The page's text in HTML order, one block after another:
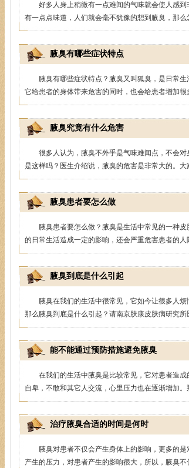
好多人身上稍微有一点难闻的气味就会使人感
有一点点味道，人们就会毫不犹豫的想到腋臭，那么
腋臭有哪些症状特点
腋臭有哪些症状特点？腋臭又叫狐臭，是日常
它给患者的身体带来危害的同时，也会给患者增加很
腋臭究竟有什么危害
很多人认为，腋臭不外乎是气味难闻点，不会
是这样吗？医生介绍说，腋臭的危害是非常大的。大
腋臭患者要怎么做
腋臭患者要怎么做？腋臭是生活中常见的一种
的日常生活造成一定的影响，还会严重危害患者的人
腋臭到底是什么引起
腋臭在我们的生活中很常见，它如今让很多人
那么腋臭到底是什么引起？请南京肤康皮肤病研究所
能不能通过预防措施避免腋臭
在我们的生活中腋臭是比较常见，它对患者造
自卑，不敢和其它人交流，心里压力也在逐渐增加。
治疗腋臭合适的时间是何时
腋臭对患者不仅会产生身体上的影响，更多的
产生的压力，对患者产生的影响很大，所以，腋臭不
{肤康特邀专家}中国医学科学